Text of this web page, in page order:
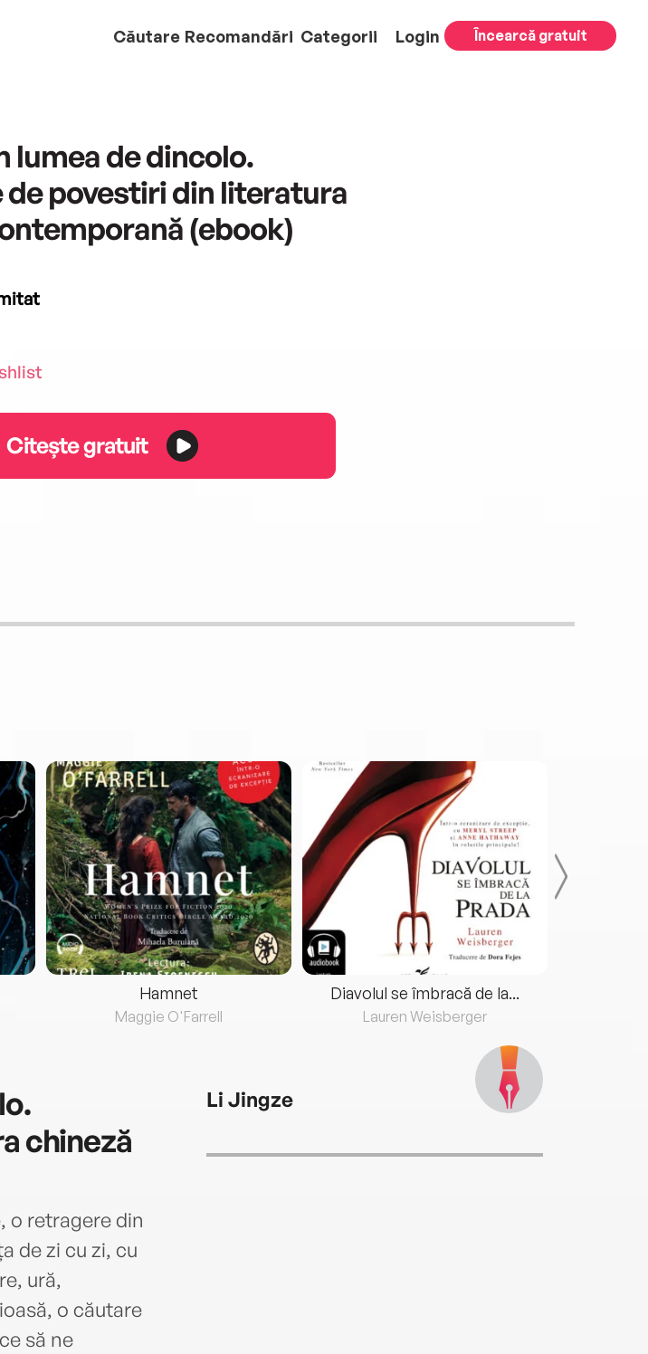
Căutare Recomandări Categorii Login Încearcă gratuit
lumea de dincolo.
povestiri din literatura
(ebook)
Citește gratuit
Hamnet
Maggie O'Farrell
Diavolul se îmbracă de la...
Lauren Weisberger
chineză
o retragere din
de zi cu zi, cu
ură,
o căutare
să ne
Li Jingze